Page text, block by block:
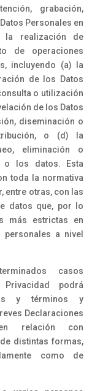
grabación,
Personales en
la realización de
de operaciones
incluyendo (a) la
de los Datos
o utilización
de los Datos
diseminación o
o (d) la
eliminación o
o los datos. Esta
toda la normativa
entre otras, con las
datos que, por lo
más estrictas en
a nivel
casos
podrá
y términos y
Declaraciones
relación con
distintas formas,
como de